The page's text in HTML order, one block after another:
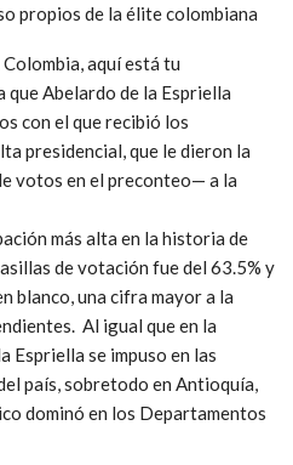
propios de la élite colombiana
aquí está tu
que Abelardo de la Espriella
con el que recibió los
presidencial, que le dieron la
votos en el preconteo— a la
más alta en la historia de
de votación fue del 63.5% y
blanco, una cifra mayor a la
Al igual que en la
Espriella se impuso en las
país, sobretodo en Antioquía,
dominó en los Departamentos